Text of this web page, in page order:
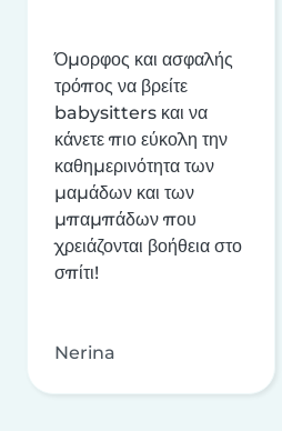
Όμορφος και ασφαλής
τρόπος να βρείτε
babysitters και να
κάνετε πιο εύκολη την
καθημερινότητα των
μαμάδων και των
μπαμπάδων που
χρειάζονται βοήθεια στο
σπίτι!
Nerina